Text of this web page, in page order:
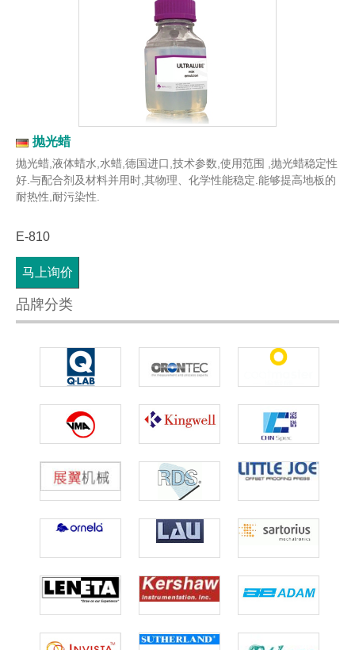
抛光蜡
抛光蜡,液体蜡水,水蜡,德国进口,技术参数,使用范围 ,抛光蜡稳定性
好.与配合剂及材料并用时,其物理、化学性能稳定.能够提高地板的
耐热性,耐污染性.
E-810
马上询价
品牌分类